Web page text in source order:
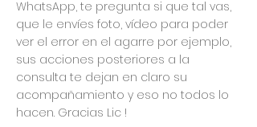
WhatsApp, te pregunta si que tal vas,
que le envíes foto, vídeo para poder
ver el error en el agarre por ejemplo,
sus acciones posteriores a la
consulta te dejan en claro su
acompañamiento y eso no todos lo
hacen. Gracias Lic !